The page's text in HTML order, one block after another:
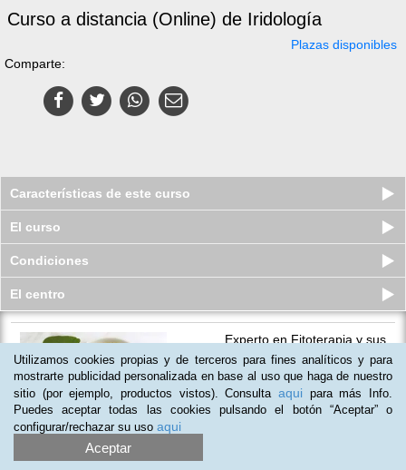
Curso a distancia (Online) de Iridología
Plazas disponibles
Comparte:
Características de este curso
El curso
Condiciones
El centro
Experto en Fitoterapia y sus
Aplicaciones
Quedan 9 plazas
89.987 ars $43.500ars
(70)
Utilizamos cookies propias y de terceros para fines analíticos y para
mostrarte publicidad personalizada en base al uso que haga de nuestro
sitio (por ejemplo, productos vistos). Consulta aqui para más Info.
Puedes aceptar todas las cookies pulsando el botón “Aceptar” o
configurar/rechazar su uso aqui
Aceptar